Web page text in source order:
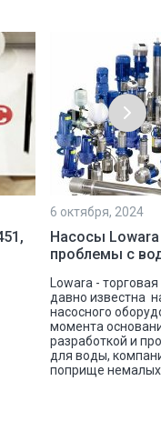
6 октября, 2024
Насосы
проблемы с
Lowara -
давно известна
насосного
момента
разработкой и
для воды,
поприще немалых